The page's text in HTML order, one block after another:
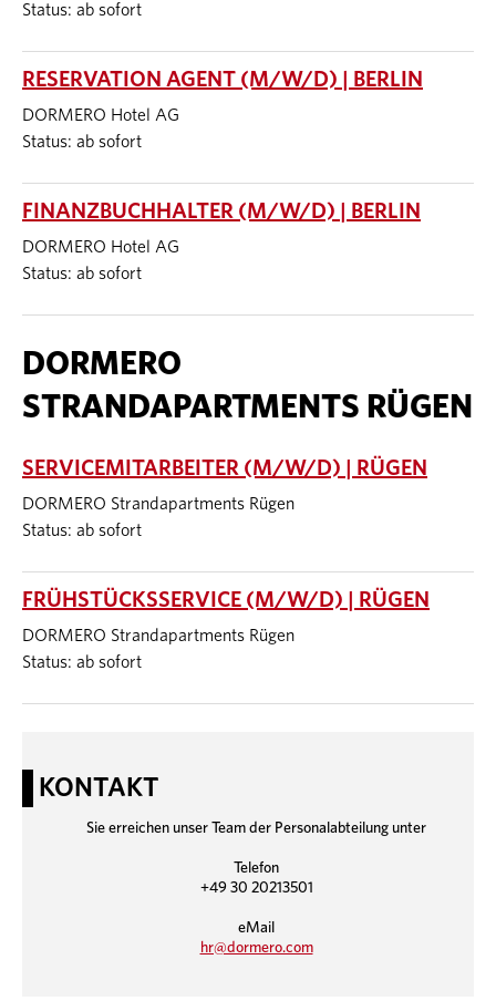
Status: ab sofort
RESERVATION AGENT (M/W/D) | BERLIN
DORMERO Hotel AG
Status: ab sofort
FINANZBUCHHALTER (M/W/D) | BERLIN
DORMERO Hotel AG
Status: ab sofort
DORMERO
STRANDAPARTMENTS RÜGEN
SERVICEMITARBEITER (M/W/D) | RÜGEN
DORMERO Strandapartments Rügen
Status: ab sofort
FRÜHSTÜCKSSERVICE (M/W/D) | RÜGEN
DORMERO Strandapartments Rügen
Status: ab sofort
KONTAKT
Sie erreichen unser Team der Personalabteilung unter
Telefon
+49 30 20213501
eMail
hr@dormero.com